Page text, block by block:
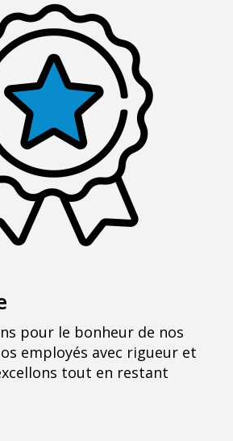
pour le bonheur de nos
employés avec rigueur et
tout en restant